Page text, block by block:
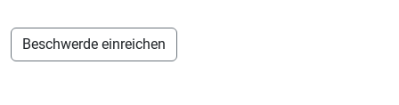
Beschwerde einreichen